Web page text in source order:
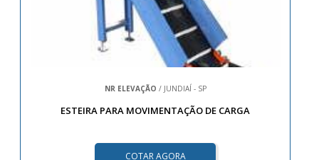
NR ELEVAÇÃO / JUNDIAÍ - SP
ESTEIRA PARA MOVIMENTAÇÃO DE CARGA
COTAR AGORA